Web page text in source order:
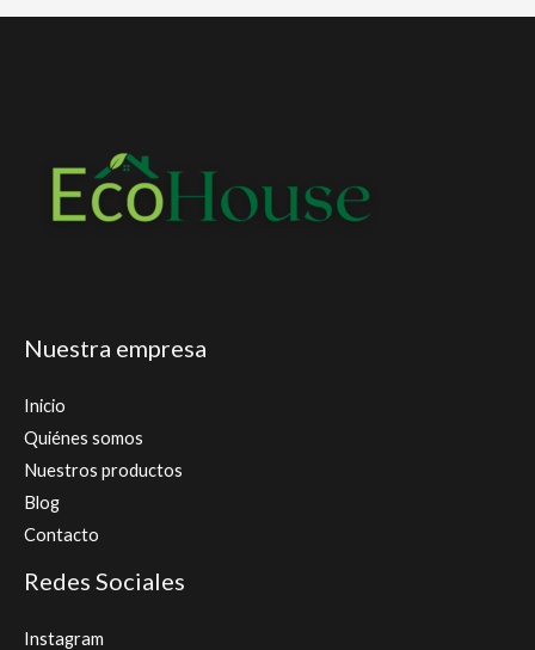
Nuestra empresa
Inicio
Quiénes somos
Nuestros productos
Blog
Contacto
Redes Sociales
Instagram